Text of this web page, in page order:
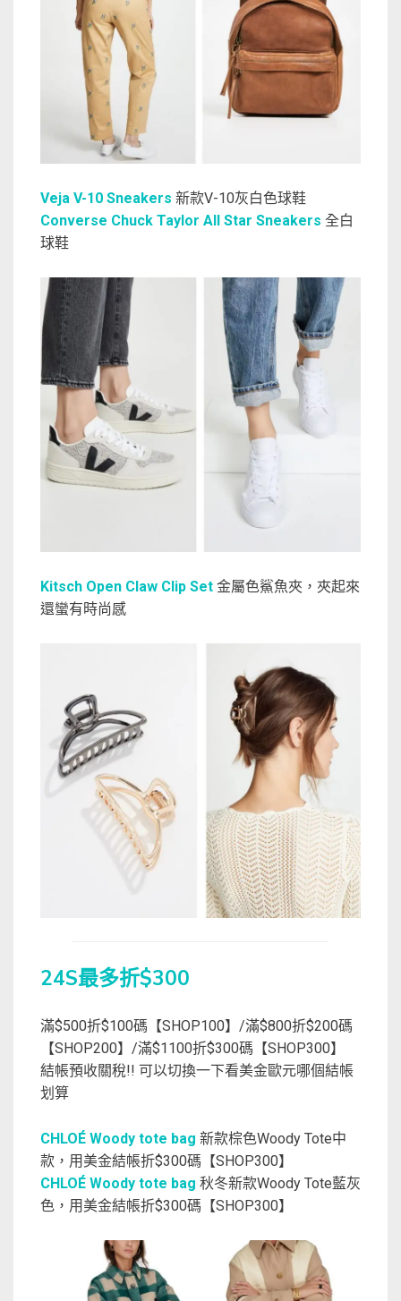
Veja V-10 Sneakers 新款V-10灰白色球鞋
Converse Chuck Taylor All Star Sneakers 全白
球鞋
Kitsch Open Claw Clip Set 金屬色鯊魚夾，夾起來
還蠻有時尚感
24S最多折$300
滿$500折$100碼【SHOP100】/滿$800折$200碼
【SHOP200】/滿$1100折$300碼【SHOP300】
結帳預收關稅!! 可以切換一下看美金歐元哪個結帳
划算
CHLOÉ Woody tote bag 新款棕色Woody Tote中
款，用美金結帳折$300碼【SHOP300】
CHLOÉ Woody tote bag 秋冬新款Woody Tote藍灰
色，用美金結帳折$300碼【SHOP300】